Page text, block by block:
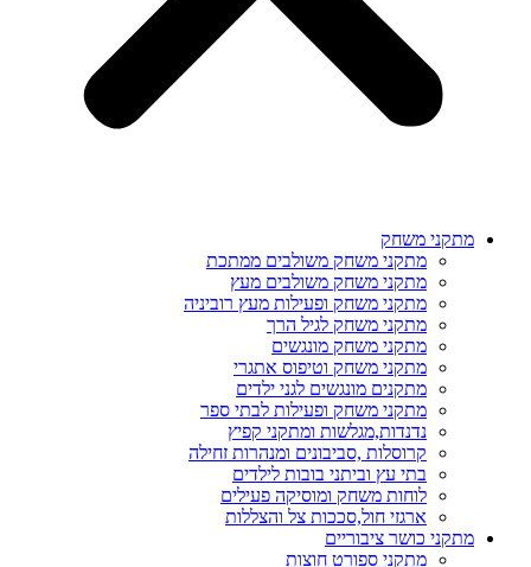
מתקני משחק
מתקני משחק משולבים ממתכת
מתקני משחק משולבים מעץ
מתקני משחק ופעילות מעץ רוביניה
מתקני משחק לגיל הרך
מתקני משחק מונגשים
מתקני משחק וטיפוס אתגרי
מתקנים מונגשים לגני ילדים
מתקני משחק ופעילות לבתי ספר
נדנדות,מגלשות ומתקני קפיץ
קרוסלות ,סביבונים ומנהרות זחילה
בתי עץ וביתני בובות לילדים
לוחות משחק ומוסיקה פעילים
ארגזי חול,סככות צל והצללות
מתקני כושר ציבוריים
מתקני ספורט חוצות